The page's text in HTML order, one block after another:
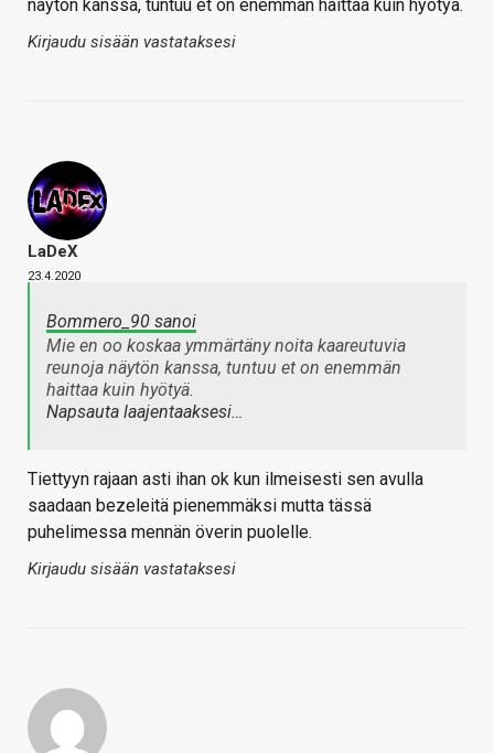
näytön kanssa, tuntuu et on enemmän haittaa kuin hyötyä.
Kirjaudu sisään vastataksesi
LaDeX
23.4.2020
Bommero_90 sanoi
Mie en oo koskaa ymmärtäny noita kaareutuvia
reunoja näytön kanssa, tuntuu et on enemmän
haittaa kuin hyötyä.
Napsauta laajentaaksesi…
Tiettyyn rajaan asti ihan ok kun ilmeisesti sen avulla
saadaan bezeleitä pienemmäksi mutta tässä
puhelimessa mennän överin puolelle.
Kirjaudu sisään vastataksesi